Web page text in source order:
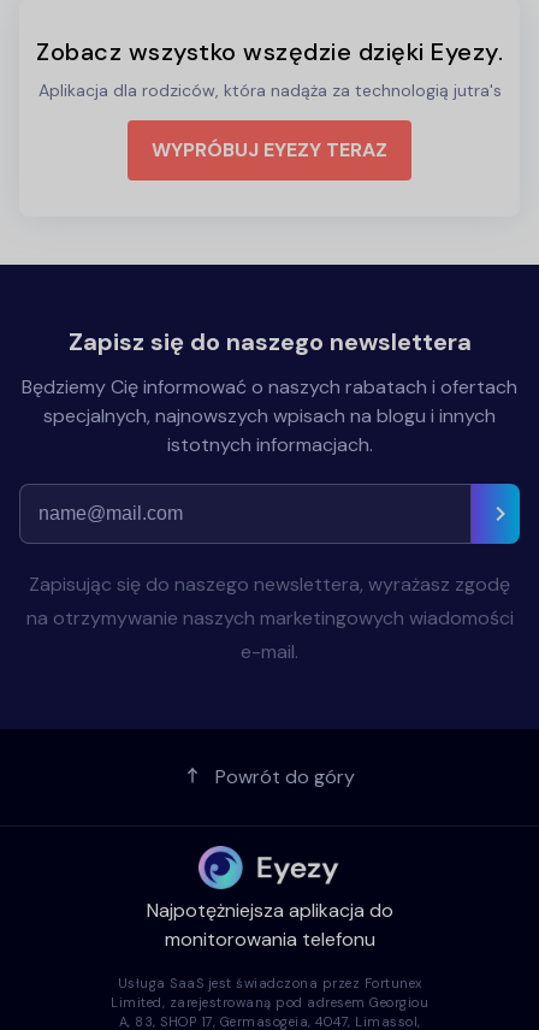
Zobacz wszystko wszędzie dzięki Eyezy.
Aplikacja dla rodziców, która nadąża za technologią jutra's
WYPRÓBUJ EYEZY TERAZ
Zapisz się do naszego newslettera
Będziemy Cię informować o naszych rabatach i ofertach
specjalnych, najnowszych wpisach na blogu i innych
istotnych informacjach.
Zapisując się do naszego newslettera, wyrażasz zgodę
na otrzymywanie naszych marketingowych wiadomości
e-mail.
Powrót do góry
Najpotężniejsza aplikacja do
monitorowania telefonu
Usługa SaaS jest świadczona przez Fortunex
Limited, zarejestrowaną pod adresem Georgiou
A, 83, SHOP 17, Germasogeia, 4047, Limassol,